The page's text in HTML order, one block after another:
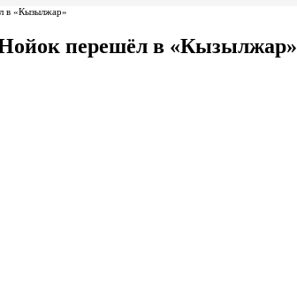
в «Кызылжар»
перешёл в «Кызылжар»